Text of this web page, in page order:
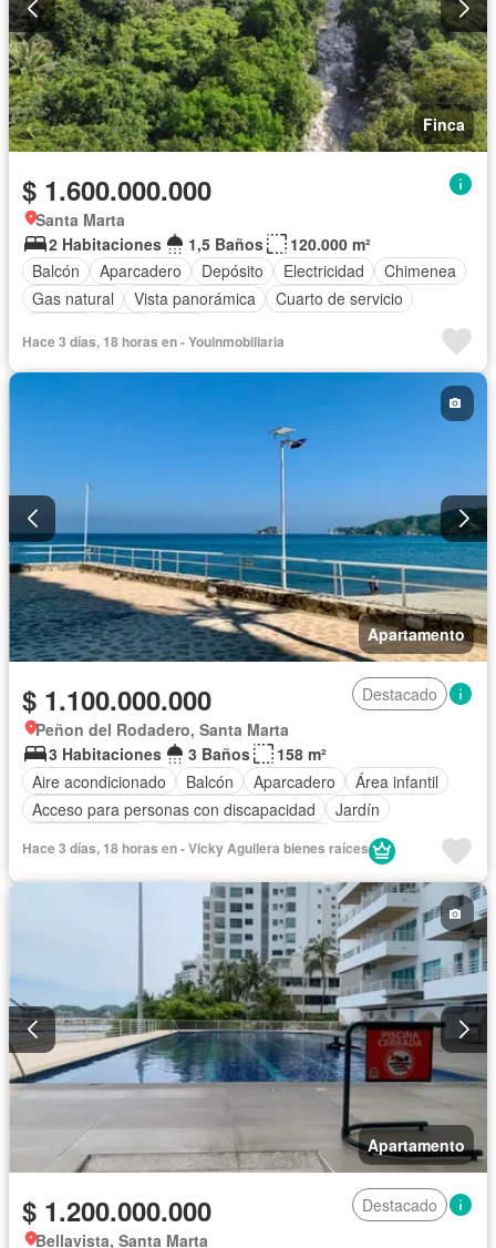
Finca
$ 1.600.000.000
Santa Marta
2 Habitaciones
1,5 Baños
120.000 m²
Balcón
Aparcadero Depósito Electricidad
Chimenea
Gas natural
Vista panorámica
Cuarto de servicio
Acceso para personas con discapacidad
Hace 3 días, 18 horas en - Youinmobiliaria
Apartamento
$ 1.100.000.000
Destacado
Peñon del Rodadero, Santa Marta
3 Habitaciones
3 Baños
158 m²
Aire acondicionado
Balcón Aparcadero
Área infantil
Acceso para personas con discapacidad
Jardín
Piscina
Hace 3 días, 18 horas en - Vicky Aguilera bienes raíces
Apartamento
$ 1.200.000.000
Destacado
Bellavista, Santa Marta